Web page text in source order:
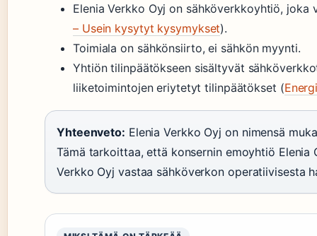
Elenia Verkko Oyj on sähköverkkoyhtiö,
– Usein kysytyt kysymykset).
Toimiala on sähkönsiirto, ei sähkön myynti.
Yhtiön tilinpäätökseen sisältyvät
liiketoimintojen eriytetyt tilinpäätökset (
Yhteenveto: Elenia Verkko Oyj on nimensä
Tämä tarkoittaa, että konsernin emoyhtiö Elenia
Verkko Oyj vastaa sähköverkon operatiivisesta